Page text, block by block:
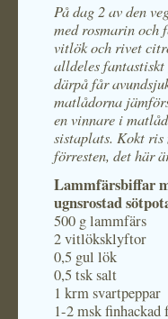
På dag 2 av den
med rosmarin och
vitlök och rivet
alldeles fantastiskt
därpå får
matlådorna
en vinnare i
sistaplats. Kokt ris
förresten, det här
Lammfärsbiffar
ugnsrostad
500 g lammfärs
2 vitlöksklyftor
0,5 gul lök
0,5 tsk salt
1 krm svartpeppar
1-2 msk